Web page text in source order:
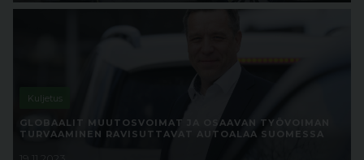
Kuljetus
GLOBAALIT MUUTOSVOIMAT JA OSAAVAN TYÖVOIMAN
TURVAAMINEN RAVISUTTAVAT AUTOALAA SUOMESSA